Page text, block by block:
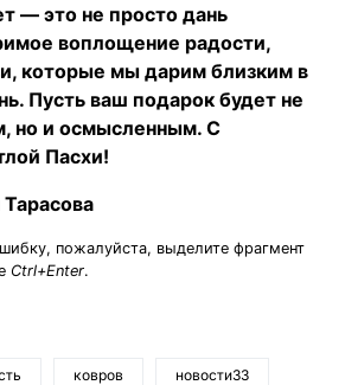
— это не просто дань
воплощение радости,
которые мы дарим близким в
Пусть ваш подарок будет не
но и осмысленным. С
Пасхи!
пожалуйста, выделите фрагмент
Ctrl+Enter.
ковров новости33